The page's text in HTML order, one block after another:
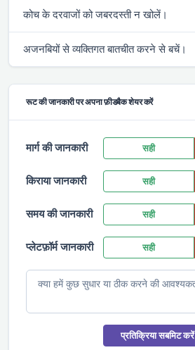
कोच के दरवाजों को जबरदस्ती न खोलें।
अजनबियों से व्यक्तिगत बातचीत करने से बचें।
रूट की जानकारी पर अपना फ़ीडबैक शेयर करें
मार्ग की जानकारी सही
किराया जानकारी सही
समय की जानकारी सही
प्लेटफ़ॉर्म जानकारी सही
प्रतिक्रिया सबमिट करें